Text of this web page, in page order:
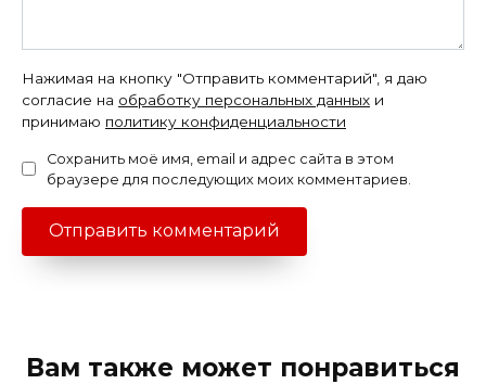
Нажимая на кнопку "Отправить комментарий", я даю
согласие на обработку персональных данных и
принимаю политику конфиденциальности
Сохранить моё имя, email и адрес сайта в этом
браузере для последующих моих комментариев.
Вам также может понравиться